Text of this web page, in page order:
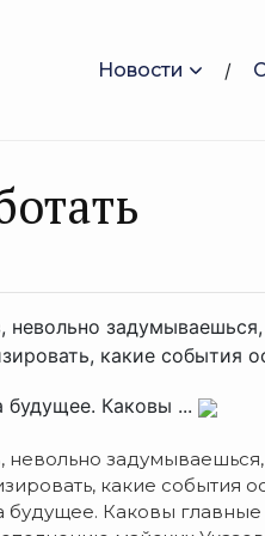
Новости
невольно
какие события
будущее. Каковы ...
невольно
какие события
будущее. Каковы